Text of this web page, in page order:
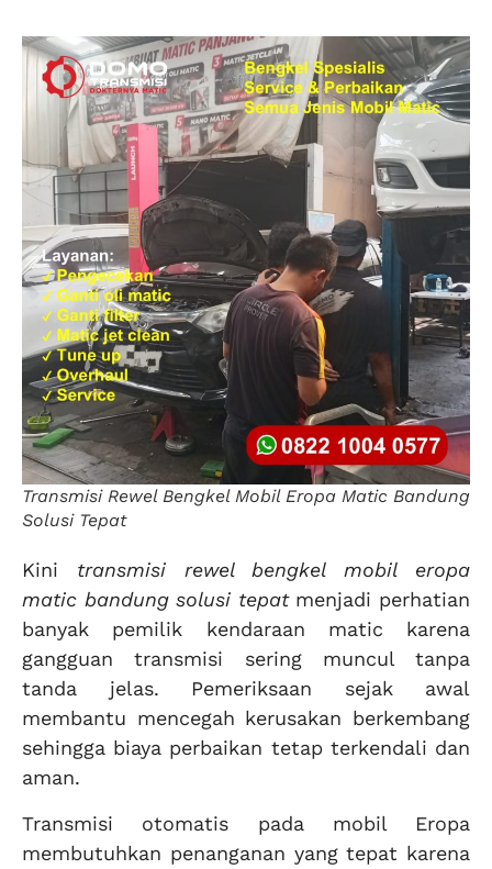
Transmisi Rewel Bengkel Mobil Eropa Matic Bandung
Solusi Tepat
Kini transmisi rewel bengkel mobil eropa
matic bandung solusi tepatmenjadi perhatian
banyak pemilik kendaraan matic karena
gangguan transmisi sering muncul tanpa
tanda jelas. Pemeriksaan sejak awal
membantu mencegah kerusakan berkembang
sehingga biaya perbaikan tetap terkendali dan
aman.
Transmisi otomatis pada mobil Eropa
membutuhkan penanganan yang tepat karena